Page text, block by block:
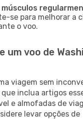
se para melhorar a
o voo.
um voo de
viagem sem
inclua artigos
e almofadas de
levar opções de